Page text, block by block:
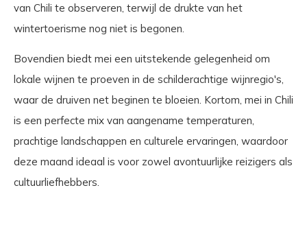
van Chili te observeren, terwijl de drukte van het
wintertoerisme nog niet is begonen.
Bovendien biedt mei een uitstekende gelegenheid om
lokale wijnen te proeven in de schilderachtige wijnregio's,
waar de druiven net beginen te bloeien. Kortom, mei in Chili
is een perfecte mix van aangename temperaturen,
prachtige landschappen en culturele ervaringen, waardoor
deze maand ideaal is voor zowel avontuurlijke reizigers als
cultuurliefhebbers.